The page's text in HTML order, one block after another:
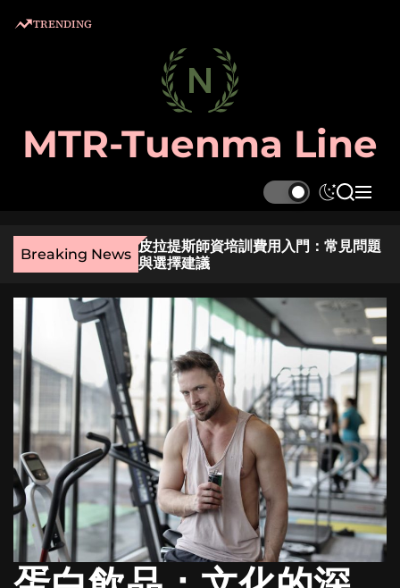
TRENDING
MTR-Tuenma Line
S
i
l
o
r
m
o
d
e
S
a
r
M
n
u
Breaking News
選？實用指南與貼
皮拉提斯師資培訓費用入門：常見問題
與選擇建議